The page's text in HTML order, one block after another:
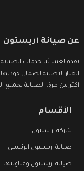
عن صيانة اريستون
نقدم لعملائنا خدمات
الغيار الاصلية لضمان
اكثر من مرة، الصيانة لجميع
الأقسام
شركة اريستون
صيانة اريستون الرئيسي
صيانة اريستون وعناوينها